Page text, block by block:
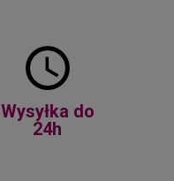
Wysyłka do
24h